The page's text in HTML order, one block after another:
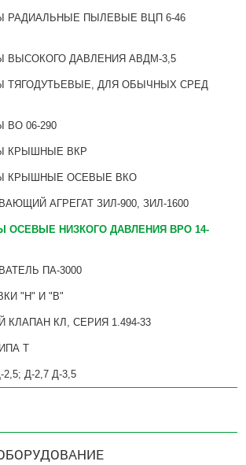
РАДИАЛЬНЫЕ ПЫЛЕВЫЕ ВЦП 6-46
ВЫСОКОГО ДАВЛЕНИЯ АВДМ-3,5
ТЯГОДУТЬЕВЫЕ, ДЛЯ ОБЫЧНЫХ СРЕД
ВО 06-290
КРЫШНЫЕ ВКР
КРЫШНЫЕ ОСЕВЫЕ ВКО
АГРЕГАТ ЗИЛ-900, ЗИЛ-1600
ОСЕВЫЕ НИЗКОГО ДАВЛЕНИЯ ВРО 14-
ПА-3000
"Н" И "В"
КЛ, СЕРИЯ 1.494-33
Т
Д-2,7 Д-3,5